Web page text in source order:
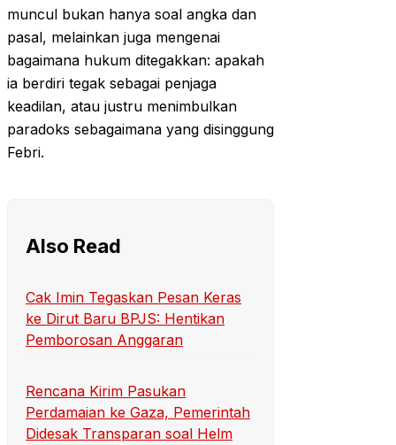
muncul bukan hanya soal angka dan
pasal, melainkan juga mengenai
bagaimana hukum ditegakkan: apakah
ia berdiri tegak sebagai penjaga
keadilan, atau justru menimbulkan
paradoks sebagaimana yang disinggung
Febri.
Also Read
Cak Imin Tegaskan Pesan Keras
ke Dirut Baru BPJS: Hentikan
Pemborosan Anggaran
Rencana Kirim Pasukan
Perdamaian ke Gaza, Pemerintah
Didesak Transparan soal Helm